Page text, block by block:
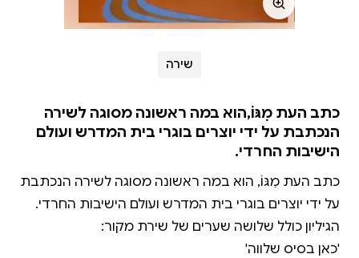
שירה
כתב העת מִגּוֹ,הוא במה ראשונה מסוגה לשירה
הנכתבת על ידי יוצרים בוגרי בית המדרש ועולם
הישיבות החרדי.
כתב העת מִגּוֹ, הוא במה ראשונה מסוגה לשירה הנכתבת